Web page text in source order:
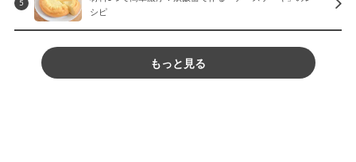
5
シピ
もっと見る